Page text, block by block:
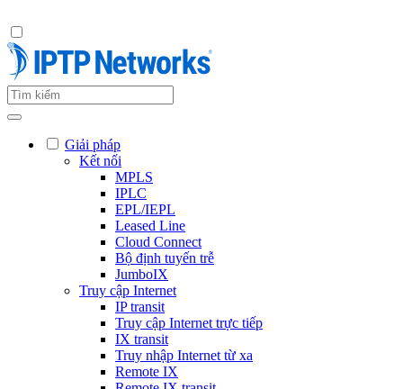
Giải pháp
Kết nối
MPLS
IPLC
EPL/IEPL
Leased Line
Cloud Connect
Bộ định tuyến trễ
JumboIX
Truy cập Internet
IP transit
Truy cập Internet trực tiếp
IX transit
Truy nhập Internet từ xa
Remote IX